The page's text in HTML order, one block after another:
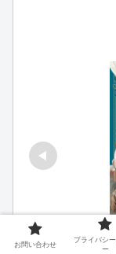
お問い合わせ
プライバシ
ー